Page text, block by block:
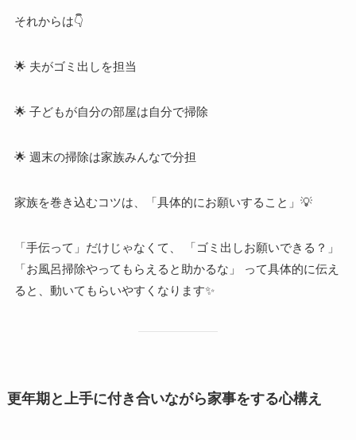
それからは👇
🌟 夫がゴミ出しを担当
🌟 子どもが自分の部屋は自分で掃除
🌟 週末の掃除は家族みんなで分担
家族を巻き込むコツは、「具体的にお願いすること」💡
「手伝って」だけじゃなくて、 「ゴミ出しお願いできる？」
「お風呂掃除やってもらえると助かるな」 って具体的に伝え
ると、動いてもらいやすくなります✨
更年期と上手に付き合いながら家事をする心構え